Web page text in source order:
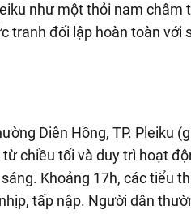
như một thỏi nam châm
tranh đối lập hoàn toàn với
Diên Hồng, TP. Pleiku
chiều tối và duy trì hoạt
Khoảng 17h, các tiểu
tấp nập. Người dân